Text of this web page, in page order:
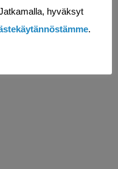
hyväksyt
.